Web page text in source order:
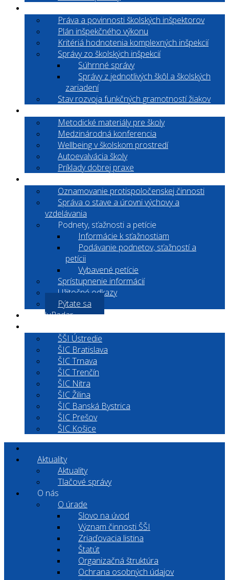
Práva a povinnosti školských inšpektorov
Plán inšpekčného výkonu
Kritériá hodnotenia komplexných inšpekcií
Správy zo školských inšpekcií
Súhrnné správy
Správy z jednotlivých škôl a školských
zariadení
Stav rozvoja funkčných gramotností žiakov
Metodické materiály pre školy
Medzinárodná konferencia
Wellbeing v školskom prostredí
Autoevalvácia školy
Príklady dobrej praxe
Oznamovanie protispoločenskej činnosti
Správa o stave a úrovni výchovy a
vzdelávania
Podnety, sťažnosti a petície
Informácie k sťažnostiam
Podávanie podnetov, sťažností a
petícii
Vybavené petície
Sprístupnenie informácií
Užitočné odkazy
Pýtate sa
EduRadar
ŠŠI Ústredie
ŠIC Bratislava
ŠIC Trnava
ŠIC Trenčín
ŠIC Nitra
ŠIC Žilina
ŠIC Banská Bystrica
ŠIC Prešov
ŠIC Košice
Aktuality
Aktuality
Tlačové správy
O nás
O úrade
Slovo na úvod
Význam činnosti ŠŠI
Zriaďovacia listina
Štatút
Organizačná štruktúra
Ochrana osobných údajov